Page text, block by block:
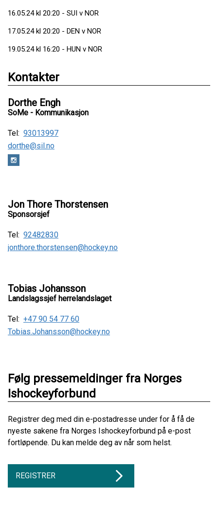
16.05.24 kl 20:20 - SUI v NOR
17.05.24 kl 20:20 - DEN v NOR
19.05.24 kl 16:20 - HUN v NOR
Kontakter
Dorthe Engh
SoMe - Kommunikasjon
Tel: 93013997
dorthe@sil.no
Jon Thore Thorstensen
Sponsorsjef
Tel: 92482830
jonthore.thorstensen@hockey.no
Tobias Johansson
Landslagssjef herrelandslaget
Tel: +47 90 54 77 60
Tobias.Johansson@hockey.no
Følg pressemeldinger fra Norges
Ishockeyforbund
Registrer deg med din e-postadresse under for å få de
nyeste sakene fra Norges Ishockeyforbund på e-post
fortløpende. Du kan melde deg av når som helst.
REGISTRER